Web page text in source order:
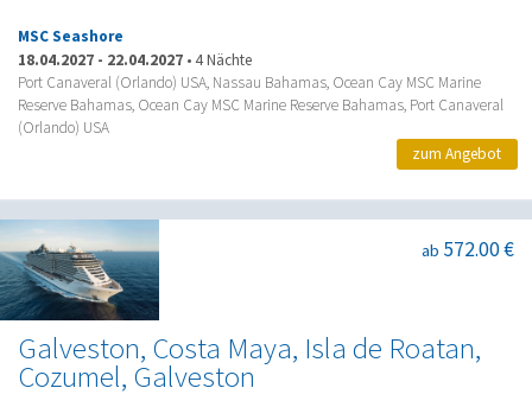
MSC Seashore
18.04.2027 - 22.04.2027 •4 Nächte
Port Canaveral (Orlando) USA, Nassau Bahamas, Ocean Cay MSC Marine
Reserve Bahamas, Ocean Cay MSC Marine Reserve Bahamas, Port Canaveral
(Orlando) USA
zum Angebot
Galveston, Costa Maya, Isla de Roatan,
Cozumel, Galveston
ab 572.00 €